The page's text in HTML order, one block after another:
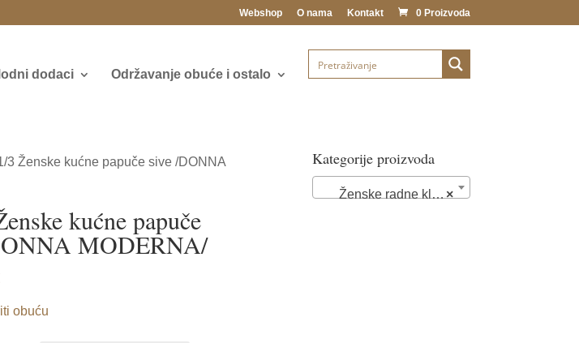
Webshop O nama Kontakt 0 Proizvoda
dodaci Održavanje obuće i ostalo
3 Ženske kućne papuče sive /DONNA
kućne papuče
MODERNA/
obuću
Kategorije proizvoda
×
Ženske radne klompe i papuče (89)